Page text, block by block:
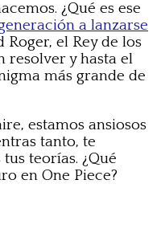
¿Qué es ese
a lanzarse
Roger, el Rey de los
resolver y hasta el
más grande de
estamos ansiosos
tanto, te
teorías. ¿Qué
en One Piece?